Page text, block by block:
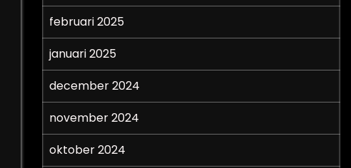
februari 2025
januari 2025
december 2024
november 2024
oktober 2024